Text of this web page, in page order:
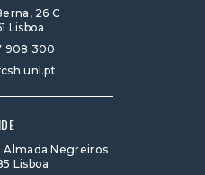
26 C
Lisboa
908 300
Almada Negreiros
Lisboa